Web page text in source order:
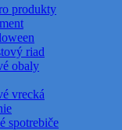
produkty
riad
obaly
vrecká
spotrebiče